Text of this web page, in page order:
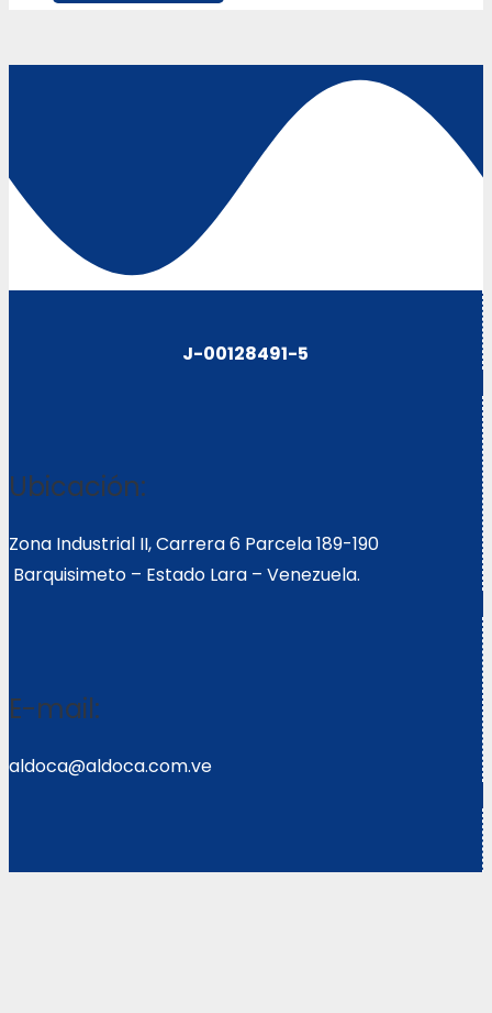
J-00128491-5
Ubicación:
Zona Industrial II, Carrera 6 Parcela 189-190
Barquisimeto – Estado Lara – Venezuela.
E-mail:
aldoca@aldoca.com.ve